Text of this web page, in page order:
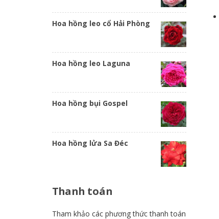
Hoa hồng leo cổ Hải Phòng
Hoa hồng leo Laguna
Hoa hồng bụi Gospel
Hoa hồng lửa Sa Đéc
Thanh toán
Tham khảo các phương thức thanh toán